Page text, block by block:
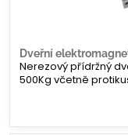
Dveřní
Nerezový přídržný
500Kg včetně